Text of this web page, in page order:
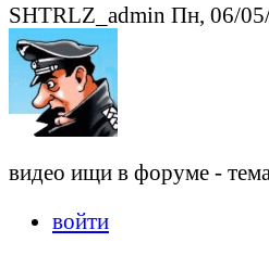
SHTRLZ_admin Пн, 06/
видео ищи в форуме -
войти